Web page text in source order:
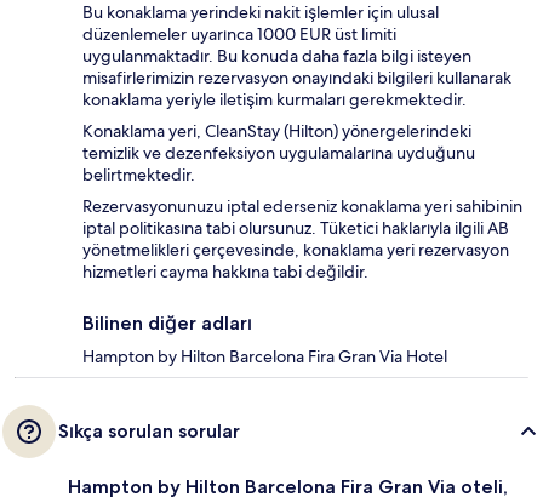
Bu konaklama yerindeki nakit işlemler için ulusal
düzenlemeler uyarınca 1000 EUR üst limiti
uygulanmaktadır. Bu konuda daha fazla bilgi isteyen
misafirlerimizin rezervasyon onayındaki bilgileri kullanarak
konaklama yeriyle iletişim kurmaları gerekmektedir.
Konaklama yeri, CleanStay (Hilton) yönergelerindeki
temizlik ve dezenfeksiyon uygulamalarına uyduğunu
belirtmektedir.
Rezervasyonunuzu iptal ederseniz konaklama yeri sahibinin
iptal politikasına tabi olursunuz. Tüketici haklarıyla ilgili AB
yönetmelikleri çerçevesinde, konaklama yeri rezervasyon
hizmetleri cayma hakkına tabi değildir.
Bilinen diğer adları
Hampton by Hilton Barcelona Fira Gran Via Hotel
Sıkça sorulan sorular
Hampton by Hilton Barcelona Fira Gran Via oteli,